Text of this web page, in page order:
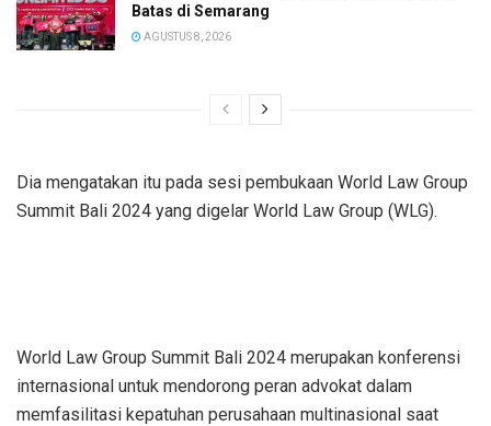
Batas di Semarang
AGUSTUS 8, 2026
Dia mengatakan itu pada sesi pembukaan World Law Group
Summit Bali 2024 yang digelar World Law Group (WLG).
World Law Group Summit Bali 2024 merupakan konferensi
internasional untuk mendorong peran advokat dalam
memfasilitasi kepatuhan perusahaan multinasional saat